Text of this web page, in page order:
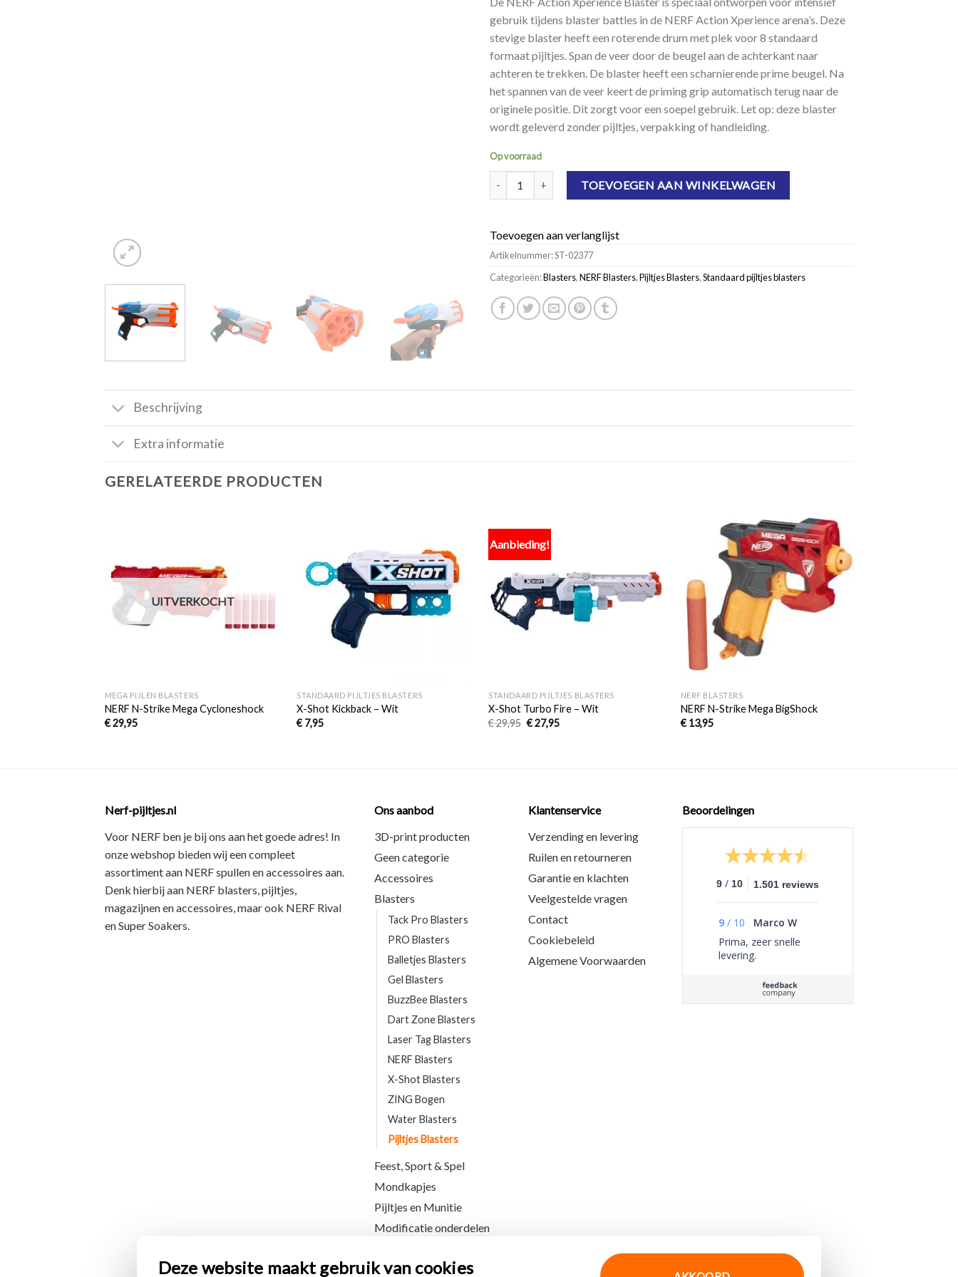
Deze website maakt gebruik van cookies
gebruik tijdens blaster battles in de NERF Action Xperience arena’s. Deze
stevige blaster heeft een roterende drum met plek voor 8 standaard
formaat pijltjes. Span de veer door de beugel aan de achterkant naar
achteren te trekken. De blaster heeft een scharnierende prime beugel. Na
het spannen van de veer keert de priming grip automatisch terug naar de
originele positie. Dit zorgt voor een soepel gebruik. Let op: deze blaster
wordt geleverd zonder pijltjes, verpakking of handleiding.
Op voorraad
NERF Action Xperience Blaster aantalTOEVOEGEN AAN WINKELWAGEN
Toevoegen aan verlanglijst
Artikelnummer:ST-02377
Categorieën:Blasters,NERF Blasters,Pijltjes Blasters,Standaard pijltjes blasters
Beschrijving
Extra informatie
GERELATEERDE PRODUCTEN
UITVERKOCHT
MEGA PIJLEN BLASTERS
NERF N-Strike Mega Cycloneshock
€29,95
aan
verlanglijst
STANDAARD PIJLTJES BLASTERS
X-Shot Kickback – Wit
€7,95
Aanbieding!
STANDAARD PIJLTJES BLASTERS
X-Shot Turbo Fire – Wit
€29,95 €27,95
Toevoegen
aan
verlanglijst
+
NERF BLASTERS
NERF N-Strike Mega BigShock
€13,95
Nerf-pijltjes.nl
Voor NERF ben je bij ons aan het goede adres! In
onze webshop bieden wij eencompleet
assortimentaan NERF spullen en accessoires aan.
Denk hierbij aan NERF blasters, pijltjes,
magazijnen en accessoires, maar ook NERF Rival
en Super Soakers.
Ons aanbod
3D-print producten
Geen categorie
Accessoires
Blasters
Tack Pro Blasters
PRO Blasters
Balletjes Blasters
Gel Blasters
BuzzBee Blasters
Dart Zone Blasters
Laser Tag Blasters
NERF Blasters
X-Shot Blasters
ZING Bogen
Water Blasters
Pijltjes Blasters
Feest, Sport & Spel
Mondkapjes
Pijltjes en Munitie
Modificatie onderdelen
Klantenservice
Verzending en levering
Ruilen en retourneren
Garantie en klachten
Veelgestelde vragen
Contact
Cookiebeleid
Algemene Voorwaarden
Beoordelingen
9 / 10 1.501 reviews
9 / 10
Marco W
Prima, zeer snelle
levering.